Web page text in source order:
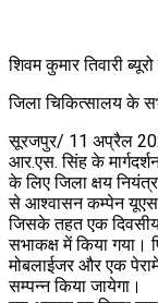
शिवम कुमार तिवारी
जिला चिकित्सालय के
सूरजपुर/ 11 अप्रैल
आर.एस. सिंह के
के लिए जिला क्षय
से आश्वासन कम्पेन
जिसके तहत एक
सभाकक्ष में किया गया।
मोबलाईजर और एक
सम्पन्न किया जायेगा।